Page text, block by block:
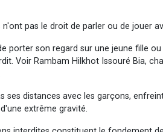
pas le droit de parler ou de jouer
porter son regard sur une jeune fille
Voir Rambam Hilkhot Issouré Bia,
ses distances avec les garçons,
extrême gravité.